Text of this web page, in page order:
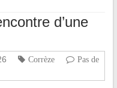
d’une
Corrèze
Pas de